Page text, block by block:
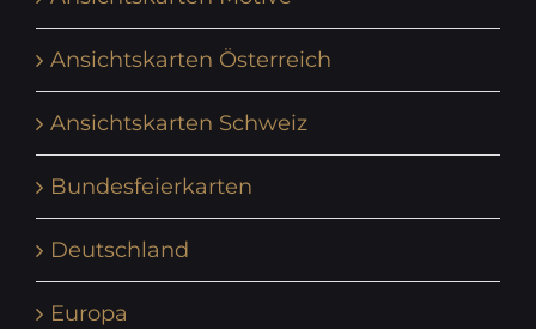
Ansichtskarten Österreich
Ansichtskarten Schweiz
Bundesfeierkarten
Deutschland
Europa